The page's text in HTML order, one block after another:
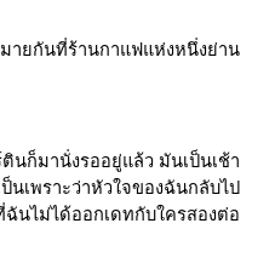
ยกันที่ร้านกาแฟแห่งหนึ่งย่าน
ก็มานั่งรออยู่แล้ว มันเป็นเช้า
พราะว่าหัวใจของฉันกลับไป
ไม่ได้ออกเดทกับใครสองต่อ